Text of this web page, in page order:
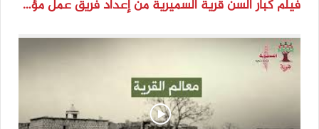
فيلم كبار السن قرية السميرية من إعداد فريق عمل مؤسسة هوية